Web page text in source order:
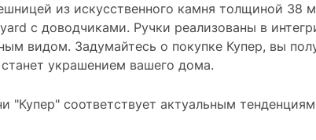
из искусственного камня толщиной
с доводчиками. Ручки реализованы в
видом. Задумайтесь о покупке Купер, вы
украшением вашего дома.
"Купер" соответствует актуальным